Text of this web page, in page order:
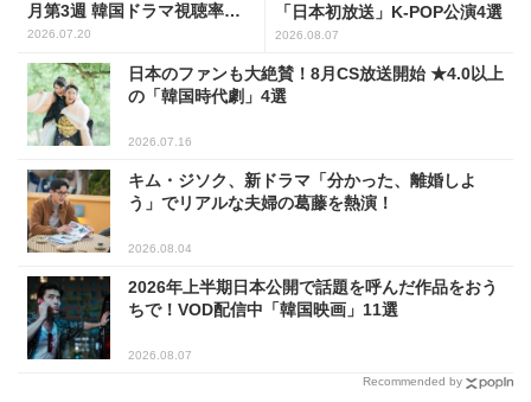
月第3週 韓国ドラマ視聴率ラ
ンキング
2026.07.20
「日本初放送」K-POP公演4選
2026.08.07
日本のファンも大絶賛！8月CS放送開始 ★4.0以上
の「韓国時代劇」4選
2026.07.16
キム・ジソク、新ドラマ「分かった、離婚しよ
う」でリアルな夫婦の葛藤を熱演！
2026.08.04
2026年上半期日本公開で話題を呼んだ作品をおう
ちで！VOD配信中「韓国映画」11選
2026.08.07
Recommended by